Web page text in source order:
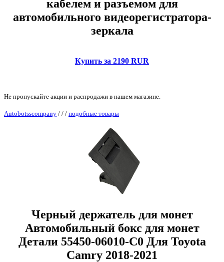
кабелем и разъемом для
автомобильного видеорегистратора-
зеркала
Купить за 2190 RUR
Не пропускайте акции и распродажи в нашем магазине.
Autobotsscompany / / / подобные товары
Черный держатель для монет
Автомобильный бокс для монет
Детали 55450-06010-C0 Для Toyota
Camry 2018-2021